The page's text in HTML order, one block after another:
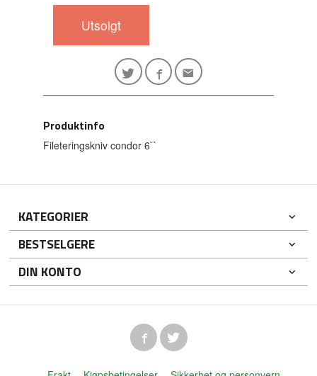
Utsolgt
Produktinfo
Fileteringskniv condor 6``
KATEGORIER
BESTSELGERE
DIN KONTO